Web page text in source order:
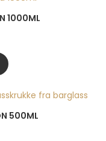
1000ML
500ML